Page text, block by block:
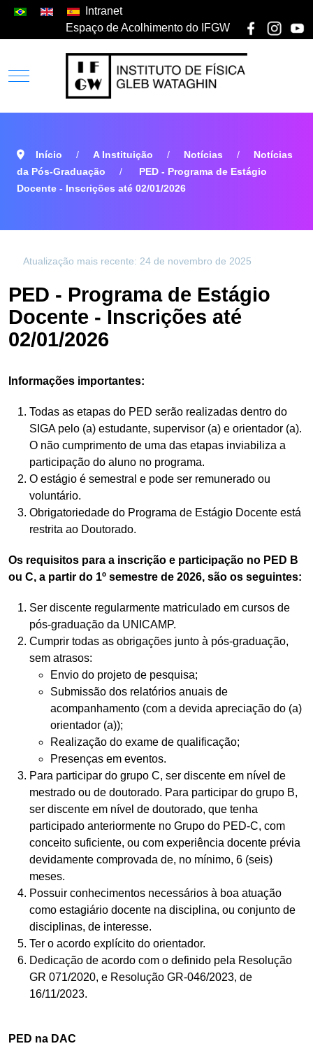
Intranet
Espaço de Acolhimento do IFGW
Início A Instituição Notícias
Notícias
da Pós-Graduação
PED - Programa de Estágio
Docente - Inscrições até 02/01/2026
Atualização mais recente: 24 de novembro de 2025
PED - Programa de Estágio
Docente - Inscrições até
02/01/2026
Informações importantes:
Todas as etapas do PED serão realizadas dentro do
SIGA pelo (a) estudante, supervisor (a) e orientador (a).
O não cumprimento de uma das etapas inviabiliza a
participação do aluno no programa.
O estágio é semestral e pode ser remunerado ou
voluntário.
Obrigatoriedade do Programa de Estágio Docente está
restrita ao Doutorado.
Os requisitos para a inscrição e participação no PED B
ou C, a partir do 1º semestre de 2026, são os seguintes:
Ser discente regularmente matriculado em cursos de
pós-graduação da UNICAMP.
Cumprir todas as obrigações junto à pós-graduação,
sem atrasos:
Envio do projeto de pesquisa;
Submissão dos relatórios anuais de
acompanhamento (com a devida apreciação do (a)
orientador (a));
Realização do exame de qualificação;
Presenças em eventos.
Para participar do grupo C, ser discente em nível de
mestrado ou de doutorado. Para participar do grupo B,
ser discente em nível de doutorado, que tenha
participado anteriormente no Grupo do PED-C, com
conceito suficiente, ou com experiência docente prévia
devidamente comprovada de, no mínimo, 6 (seis)
meses.
Possuir conhecimentos necessários à boa atuação
como estagiário docente na disciplina, ou conjunto de
disciplinas, de interesse.
Ter o acordo explícito do orientador.
Dedicação de acordo com o definido pela Resolução
GR 071/2020, e Resolução GR-046/2023, de
16/11/2023.
PED na DAC